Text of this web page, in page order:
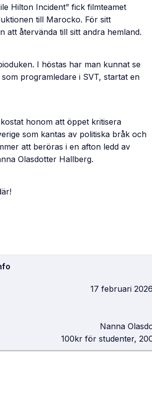
Hilton Incident” fick filmteamet
till Marocko. För sitt
att återvända till sitt andra hemland.
I höstas har man kunnat se
programledare i SVT, startat en
honom att öppet kritisera
som kantas av politiska bråk och
att beröras i en afton ledd av
Olasdotter Hallberg.
17 februari 2026
Lilla
Nanna
100kr för studenter,